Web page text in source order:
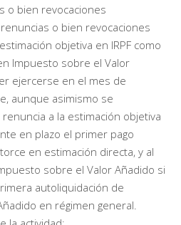
o bien revocaciones
o bien revocaciones
objetiva en IRPF como
Impuesto sobre el Valor
ejercerse en el mes de
aunque asimismo se
a la estimación objetiva
en plazo el primer pago
en estimación directa, y al
sobre el Valor Añadido si
autoliquidación de
en régimen general.